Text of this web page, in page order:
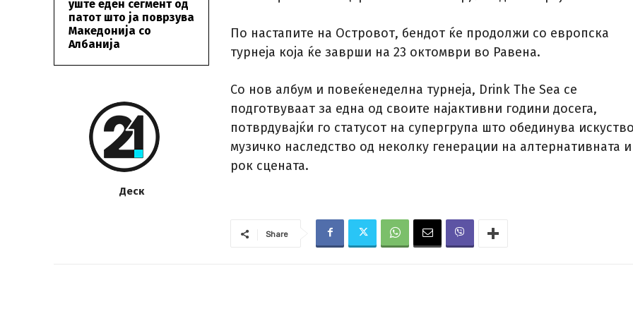
уште еден сегмент од
патот што ја поврзува
Македонија со
Албанија
Деск
По настапите на Островот, бендот ќе продолжи со европска
турнеја која ќе заврши на 23 октомври во Равена.
Со нов албум и повеќенеделна турнеја, Drink The Sea се
подготвуваат за една од своите најактивни години досега,
потврдувајќи го статусот на супергрупа што обединува
музичко наследство од неколку генерации на алтернативната и
рок сцената.
Share